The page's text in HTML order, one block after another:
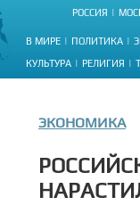
РОССИЯ
В МИРЕ ПОЛИТИКА
КУЛЬТУРА РЕЛИГИЯ
ЭКОНОМИКА